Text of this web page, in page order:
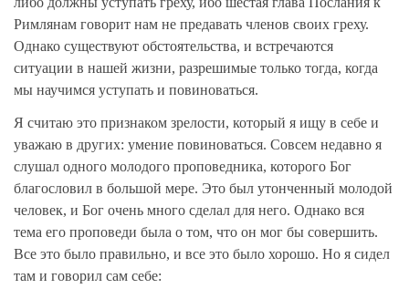
Римлянам говорит нам не предавать членов своих греху.
Однако существуют обстоятельства, и встречаются
ситуации в нашей жизни, разрешимые только тогда, когда
мы научимся уступать и повиноваться.
Я считаю это признаком зрелости, который я ищу в себе и
уважаю в других: умение повиноваться. Совсем недавно я
слушал одного молодого проповедника, которого Бог
благословил в большой мере. Это был утонченный молодой
человек, и Бог очень много сделал для него. Однако вся
тема его проповеди была о том, что он мог бы совершить.
Все это было правильно, и все это было хорошо. Но я сидел
там и говорил сам себе: